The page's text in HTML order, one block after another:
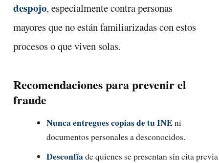
despojo, especialmente contra personas
mayores que no están familiarizadas con estos
procesos o que viven solas.
Recomendaciones para prevenir el
fraude
Nunca entregues copias de tu INEni
documentos personales a desconocidos.
Desconfíade quienes se presentan sin cita previa